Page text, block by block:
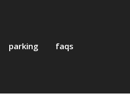
parking faqs